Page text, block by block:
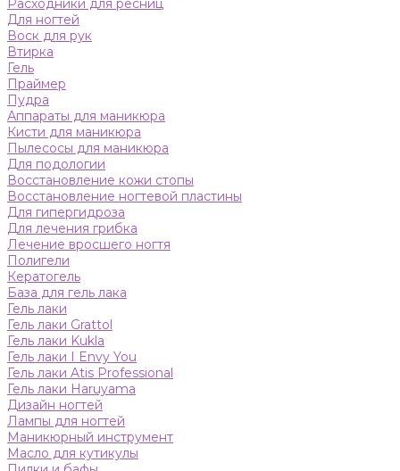
Расходники для ресниц
Для ногтей
Воск для рук
Втирка
Гель
Праймер
Пудра
Аппараты для маникюра
Кисти для маникюра
Пылесосы для маникюра
Для подологии
Восстановление кожи стопы
Восстановление ногтевой пластины
Для гипергидроза
Для лечения грибка
Лечение вросшего ногтя
Полигели
Кератогель
База для гель лака
Гель лаки
Гель лаки Grattol
Гель лаки Kukla
Гель лаки I Envy You
Гель лаки Atis Professional
Гель лаки Haruyama
Дизайн ногтей
Лампы для ногтей
Маникюрный инструмент
Масло для кутикулы